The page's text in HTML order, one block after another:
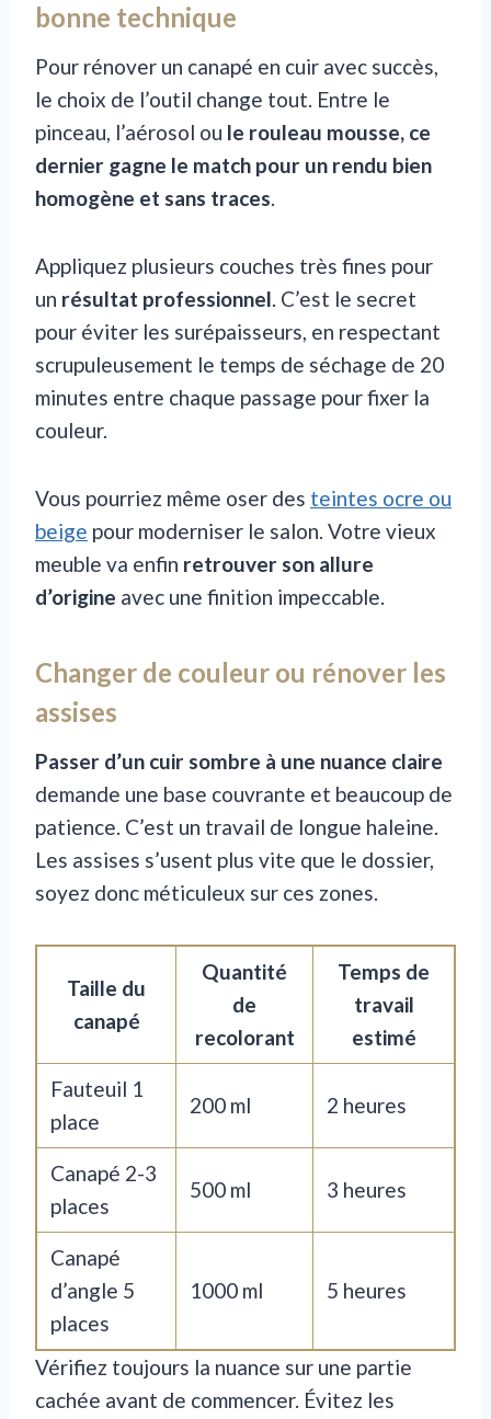
bonne technique
Pour rénover un canapé en cuir avec succès,
le choix de l’outil change tout. Entre le
pinceau, l’aérosol ou le rouleau mousse, ce
dernier gagne le match pour un rendu bien
homogène et sans traces.
Appliquez plusieurs couches très fines pour
un résultat professionnel. C’est le secret
pour éviter les surépaisseurs, en respectant
scrupuleusement le temps de séchage de 20
minutes entre chaque passage pour fixer la
couleur.
Vous pourriez même oser des teintes ocre ou
beige pour moderniser le salon. Votre vieux
meuble va enfin retrouver son allure
d’origine avec une finition impeccable.
Changer de couleur ou rénover les
assises
Passer d’un cuir sombre à une nuance claire
demande une base couvrante et beaucoup de
patience. C’est un travail de longue haleine.
Les assises s’usent plus vite que le dossier,
soyez donc méticuleux sur ces zones.
Taille du
canapé
Quantité
de
recolorant
Temps de
travail
estimé
Fauteuil 1
place
200 ml 2 heures
Canapé 2-3
places
500 ml 3 heures
Canapé
d’angle 5
places
1000 ml 5 heures
Vérifiez toujours la nuance sur une partie
cachée avant de commencer. Évitez les